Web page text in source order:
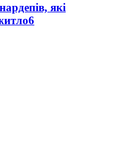
які
6